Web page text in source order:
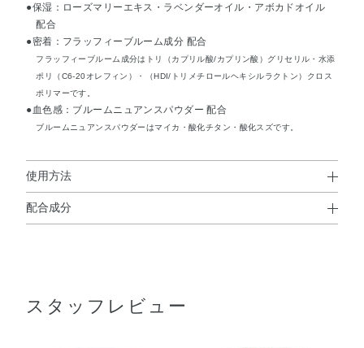
●保湿：ローズマリーエキス・ラベンダーオイル・アボカドオイル
配合
●密着：フラッフィーブルーム成分 配合
フラッフィーブルーム成分はトリ（カプリル酸/カプリン酸）グリセリル・水添
ポリ（C6-20オレフィン）・（HDI/トリメチロールヘキシルラクトン）クロス
ポリマーです。
●血色感：ブルームニュアンスパウダー 配合
ブルームニュアンスパウダーはマイカ・酸化チタン・酸化スズです。
使用方法
使用方法
配合成分
ン酸／ステアリン酸／ロジン酸）ジペンタエリスリチル・
スタッフレビュー